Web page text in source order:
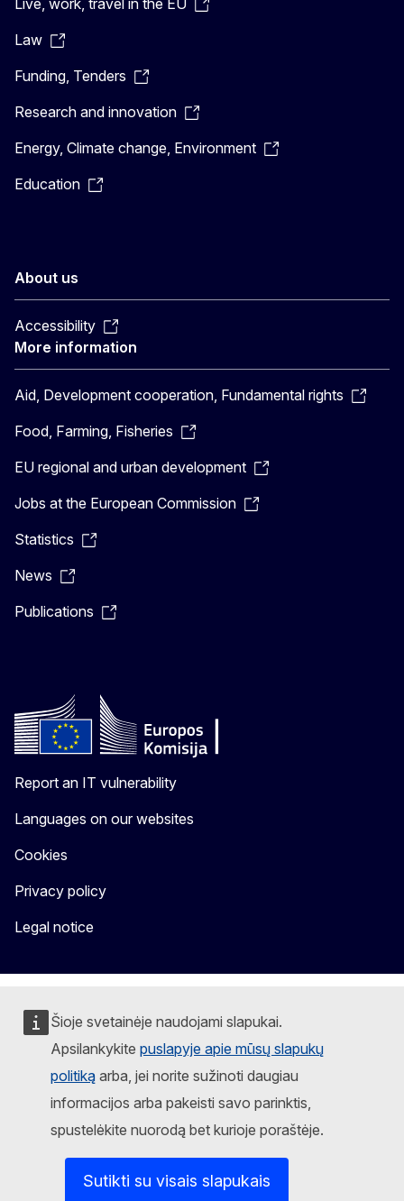
Šioje svetainėje naudojami slapukai.
Apsilankykite puslapyje apie mūsų slapukų
politiką arba, jei norite sužinoti daugiau
informacijos arba pakeisti savo parinktis,
spustelėkite nuorodą bet kurioje poraštėje.
Sutikti su visais slapukais
Live, work, travel in the EU
Law
Funding, Tenders
Research and innovation
Energy, Climate change, Environment
Education
About us
Accessibility
More information
Aid, Development cooperation, Fundamental rights
Food, Farming, Fisheries
EU regional and urban development
Jobs at the European Commission
Statistics
News
Publications
Report an IT vulnerability
Languages on our websites
Cookies
Privacy policy
Legal notice